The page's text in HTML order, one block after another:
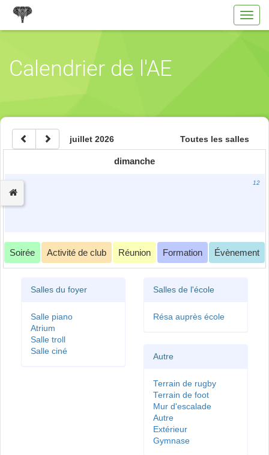
Calendrier de l'AE
juillet 2026 Toutes les salles
dimanche
12
Soirée Activité de club Réunion Formation Évènement
Salles du foyer
Salle piano
Atrium
Salle troll
Salle ciné
Salles de l'école
Résa auprès école
Autre
Terrain de rugby
Terrain de foot
Mur d'escalade
Autre
Extérieur
Gymnase